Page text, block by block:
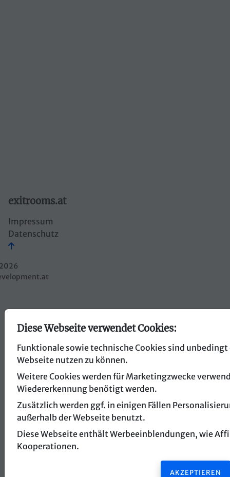
Diese Webseite verwendet Cookies:
Funktionale sowie technische Cookies sind
Webseite nutzen zu können.
Weitere Cookies werden für Marketingzwecke
Wiedererkennung benötigt werden.
Zusätzlich werden ggf. in einigen Fällen
außerhalb der Webseite benutzt.
Diese Webseite enthält Werbeeinblendungen, wie
Kooperationen.
AKZEPTIEREN
exitrooms.at
Impressum
Datenschutz